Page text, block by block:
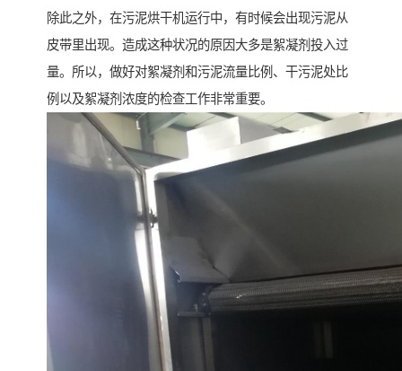
除此之外，在污泥烘干机运行中，有时候会出现污泥从
皮带里出现。造成这种状况的原因大多是絮凝剂投入过
量。所以，做好对絮凝剂和污泥流量比例、干污泥处比
例以及絮凝剂浓度的检查工作非常重要。